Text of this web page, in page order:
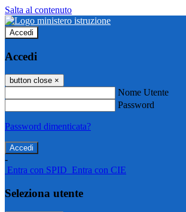
Salta al contenuto
Accedi
Accedi
button close ×
Nome Utente
Password
Password dimenticata?
-
Entra con SPID Entra con CIE
Seleziona utente